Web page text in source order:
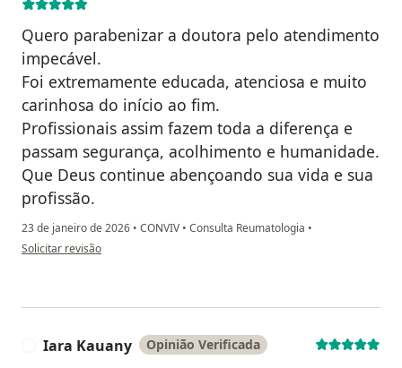
Quero parabenizar a doutora pelo atendimento
impecável.
Foi extremamente educada, atenciosa e muito
carinhosa do início ao fim.
Profissionais assim fazem toda a diferença e
passam segurança, acolhimento e humanidade.
Que Deus continue abençoando sua vida e sua
profissão.
23 de janeiro de 2026 • CONVIV • Consulta Reumatologia •
na opinião do utilizador Maria Isabella Pereira da Silva (paciente)
Solicitar revisão
Iara Kauany Opinião Verificada